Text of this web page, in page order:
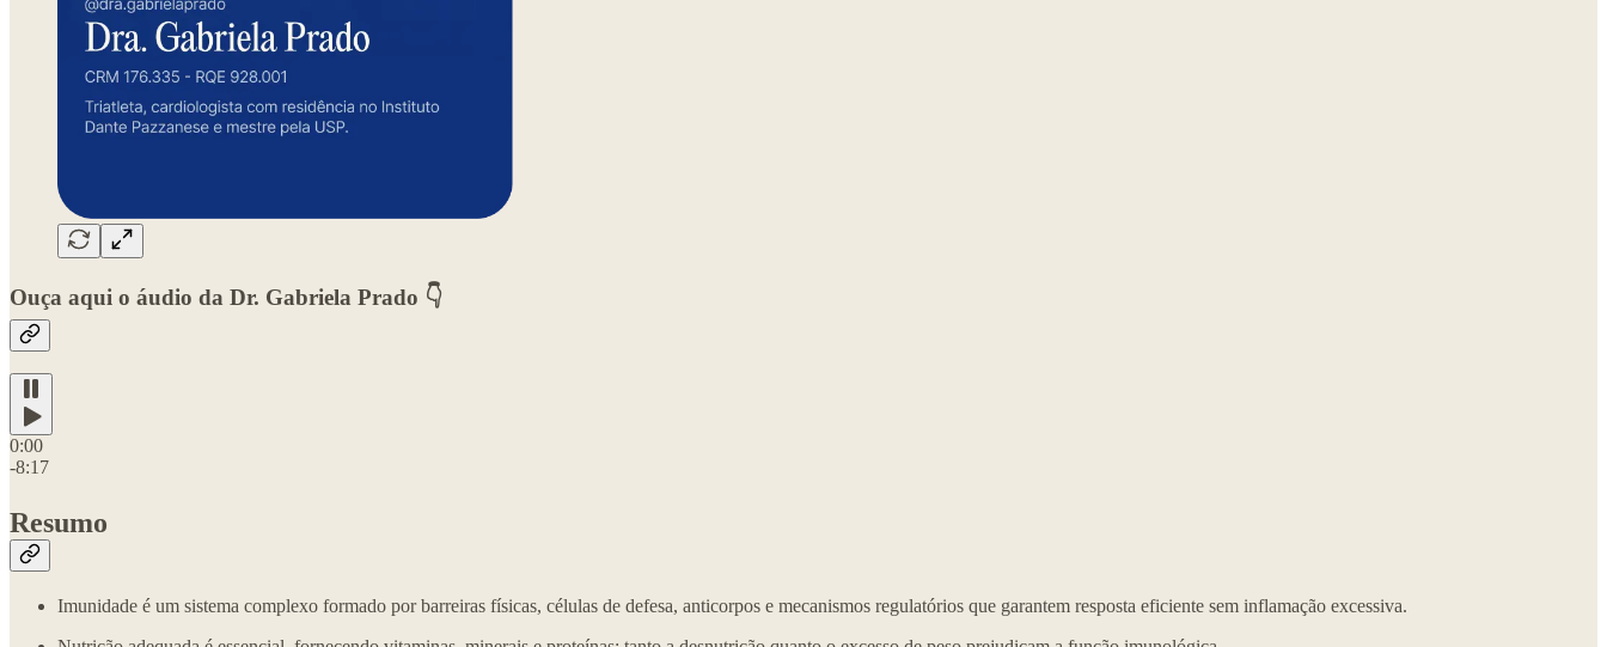
Ouça aqui o áudio da Dr. Gabriela Prado 👇
0:00
-8:17
Resumo
Imunidade é um sistema complexo formado por barreiras físicas, células de defesa, anticorpos e mecanismos regulatórios que garantem resposta eficiente sem inflamação excessiva.